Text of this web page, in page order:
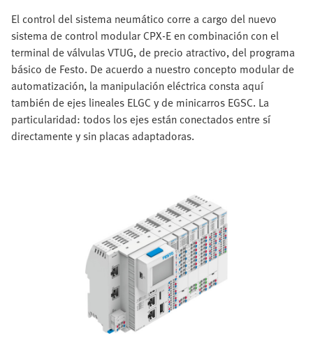
El control del sistema neumático corre a cargo del nuevo
sistema de control modular CPX-E en combinación con el
terminal de válvulas VTUG, de precio atractivo, del programa
básico de Festo. De acuerdo a nuestro concepto modular de
automatización, la manipulación eléctrica consta aquí
también de ejes lineales ELGC y de minicarros EGSC. La
particularidad: todos los ejes están conectados entre sí
directamente y sin placas adaptadoras.